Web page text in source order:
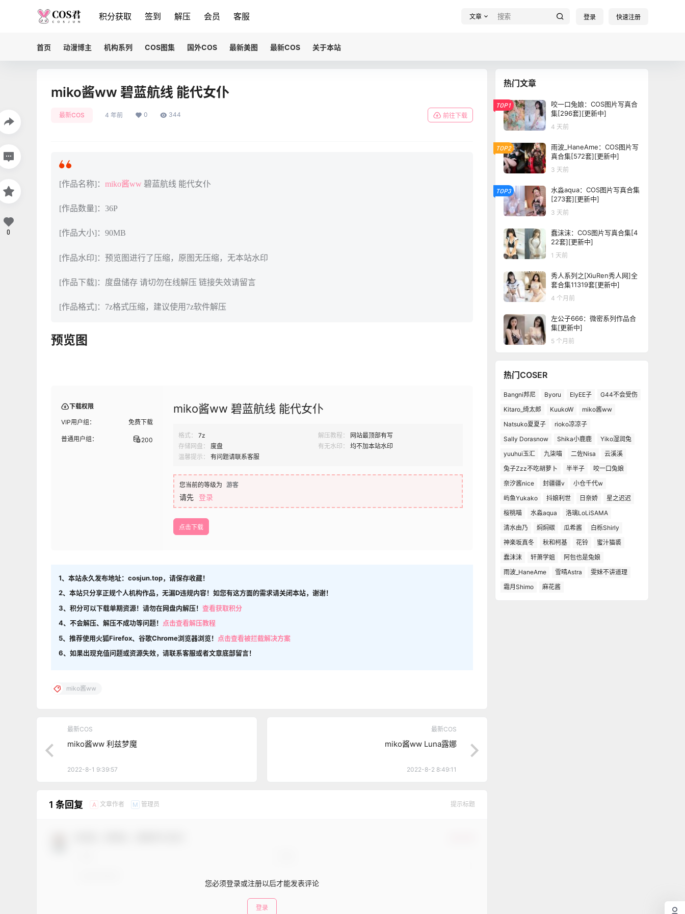
积分获取 签到 解压 会员 客服 文章 登录 快速注册
首页 动漫博主 机构系列 COS图集 国外COS 最新美图 最新COS 关于本站
miko酱ww 碧蓝航线 能代女仆
最新COS 4 年前 0 344 前往下载
[作品名称]： miko酱ww 碧蓝航线 能代女仆
[作品数量]：36P
[作品大小]：90MB
[作品水印]：预览图进行了压缩，原图无压缩，无本站水印
[作品下载]：度盘储存 请切勿在线解压 链接失效请留言
[作品格式]：7z格式压缩，建议使用7z软件解压
预览图
下载权限
VIP用户组： 免费下载
普通用户组： 200
miko酱ww 碧蓝航线 能代女仆
格式： 7z 解压教程：
网站最顶部有写
存储网盘：
度盘 有无水印：
均不加本站水印
温馨提示：
有问题请联系客服
您当前的等级为 游客
请先 登录
点击下载
1、本站永久发布地址：cosjun.top，请保存收藏！
2、本站只分享正规个人机构作品，无漏D违规内容！如您有这方面的需求请关闭本站，谢谢！
3、积分可以下载单期资源！请勿在网盘内解压！ 查看获取积分
4、不会解压、解压不成功等问题！
点击查看解压教程
5、推荐使用火狐Firefox、谷歌Chrome浏览器浏览！
点击查看被拦截解决方案
6、如果出现充值问题或资源失效，请联系客服或者文章底部留言！
0
miko酱ww
最新COS
miko酱ww 利兹梦魔
2022-8-1 9:39:57
最新COS
miko酱ww Luna露娜
2022-8-2 8:49:11
1 条回复 A 文章作者 M 管理员 提示标题
您必须登录或注册以后才能发表评论
登录
热门文章
TOP1
咬一口兔娘：COS图片写真合
集[296套][更新中]
4 天前
TOP2
雨波_HaneAme：COS图片写
真合集[572套][更新中]
3 天前
TOP3
水淼aqua：COS图片写真合集
[273套][更新中]
3 天前
蠢沫沫：COS图片写真合集[4
22套][更新中]
1 天前
秀人系列之[XiuRen秀人网]全
套合集11319套[更新中]
4 个月前
左公子666：微密系列作品合
集[更新中]
5 个月前
热门COSER
Bangni邦尼 Byoru ElyEE子
G44不会受伤
Kitaro_绮太郎
KuukoW
miko酱ww
Natsuko夏夏子
rioko凉凉子
Sally Dorasnow
Shika小鹿鹿
Yiko湿润兔
yuuhui玉汇
九柒喵 二佐Nisa
云溪溪
兔子Zzz不吃胡萝卜
半半子
咬一口兔娘
奈汐酱nice
封疆疆v
小仓千代w
屿鱼Yukako
抖娘利世 日奈娇
星之迟迟
桜桃喵
水淼aqua
洛璃LoLiSAMA
清水由乃
焖焖碳 瓜希酱
白栎Shirly
神楽坂真冬
秋和柯基 花铃
蜜汁猫裘
蠢沫沫
轩萧学姐
阿包也是兔娘
雨波_HaneAme
雪晴Astra
雯妹不讲道理
霜月Shimo
麻花酱